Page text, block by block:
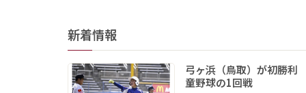
新着情報
弓ヶ浜（鳥取）が初勝
童野球の1回戦